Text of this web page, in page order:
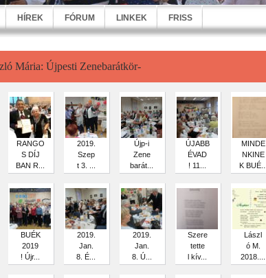
HÍREK FÓRUM LINKEK FRISS
Mária: Újpesti Zenebarátkör-
RANGO
S DÍJ
BAN R...
2019.
Szep
t 3. ...
Újp-i
Zene
barát...
ÚJABB
ÉVAD
! 11...
MINDE
NKINE
K BUÉ...
BUÉK
2019
! Újr...
2019.
Jan.
8. É...
2019.
Jan.
8. Ú...
Szere
tette
l kív...
Lászl
ó M.
2018....